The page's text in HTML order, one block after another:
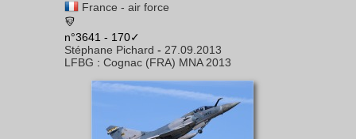
France - air force
n°3641 - 170✓
Stéphane Pichard - 27.09.2013
LFBG : Cognac (FRA) MNA 2013